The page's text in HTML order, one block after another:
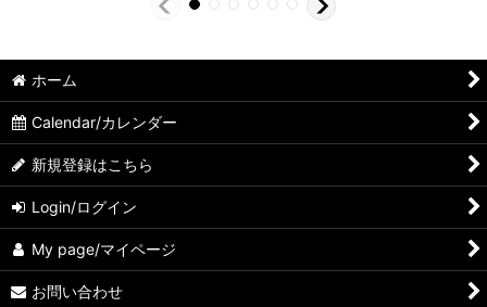
ホーム
Calendar/カレンダー
新規登録はこちら
Login/ログイン
My page/マイページ
お問い合わせ